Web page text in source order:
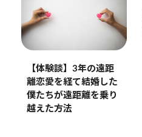
【体験談】3年の遠距
離恋愛を経て結婚した
僕たちが遠距離を乗り
越えた方法